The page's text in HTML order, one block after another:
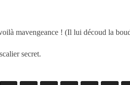
mavengeance ! (Il lui découd la
secret.